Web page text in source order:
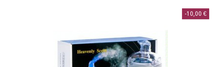
-10,00 €